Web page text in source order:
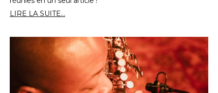
LIRE LA SUITE...